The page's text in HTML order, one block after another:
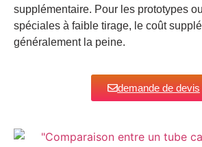
supplémentaire. Pour les prototypes
spéciales à faible tirage, le coût
généralement la peine.
demande de devis